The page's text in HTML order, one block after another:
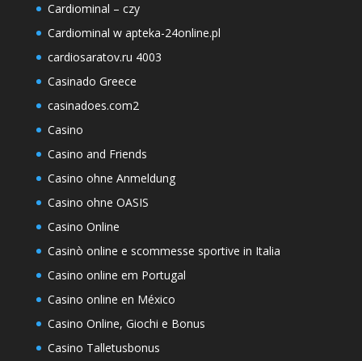
Cardiominal – czy
Cardiominal w apteka-24online.pl
cardiosaratov.ru 4003
Casinado Greece
casinadoes.com2
Casino
Casino and Friends
Casino ohne Anmeldung
Casino ohne OASIS
Casino Online
Casinò online e scommesse sportive in Italia
Casino online em Portugal
Casino online en México
Casino Online, Giochi e Bonus
Casino Talletusbonus